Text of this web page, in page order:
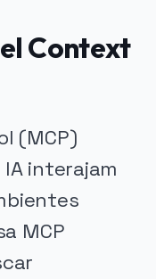
Context
(MCP)
interajam
MCP